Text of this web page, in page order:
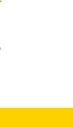
リコリコの制服